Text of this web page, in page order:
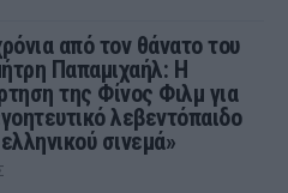
από τον θάνατο του
Παπαμιχαήλ: Η
της Φίνος Φιλμ για
λεβεντόπαιδο
σινεμά»